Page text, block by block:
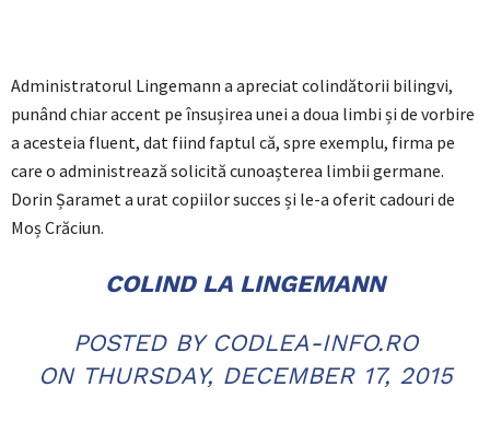
Administratorul Lingemann a apreciat colindătorii bilingvi,
punând chiar accent pe însușirea unei a doua limbi și de vorbire
a acesteia fluent, dat fiind faptul că, spre exemplu, firma pe
care o administrează solicită cunoașterea limbii germane.
Dorin Șaramet a urat copiilor succes și le-a oferit cadouri de
Moș Crăciun.
COLIND LA LINGEMANN
POSTED BY CODLEA-INFO.RO
ON THURSDAY, DECEMBER 17, 2015